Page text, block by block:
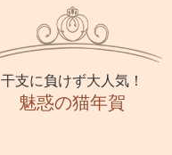
干支に負けず大人気！
魅惑の猫年賀